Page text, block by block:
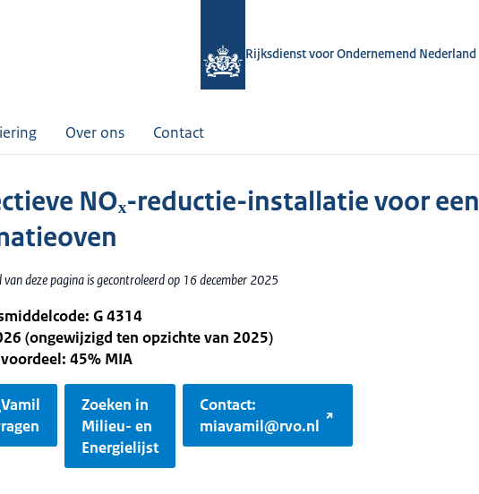
Rijksdienst voor Ondernemend Nederland
Over ons Contact
NOₓ-reductie-installatie voor een
van deze pagina is gecontroleerd op 16 december 2025
G 4314
(ongewijzigd ten opzichte van 2025)
45% MIA
Zoeken in
Milieu- en
Energielijst
Contact:
miavamil@rvo.nl